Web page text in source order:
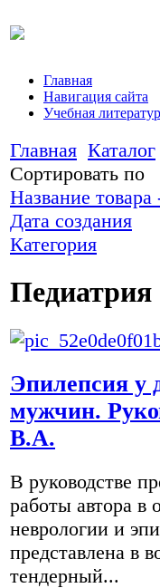
Главная
Навигация сайта
Учебная
Главная Каталог
Сортировать по
Название товара
Дата создания
Категория
Педиатрия
Эпилепсия у
мужчин.
В.А.
В руководстве
работы автора в
неврологии и
представлена в
тендерный...